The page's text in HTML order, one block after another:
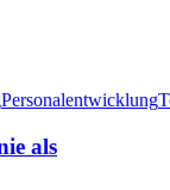
Personalentwicklung
als